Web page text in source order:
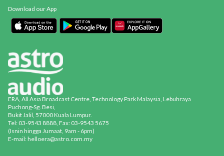
ERA, All Asia Broadcast Centre, Technology Park Malaysia, Lebuhraya
Puchong-Sg. Besi,
Bukit Jalil, 57000 Kuala Lumpur.
Tel: 03-9543 8888, Fax: 03-9543 5675
(Isnin hingga Jumaat, 9am - 6pm)
E-mail: helloera@astro.com.my
Download our App